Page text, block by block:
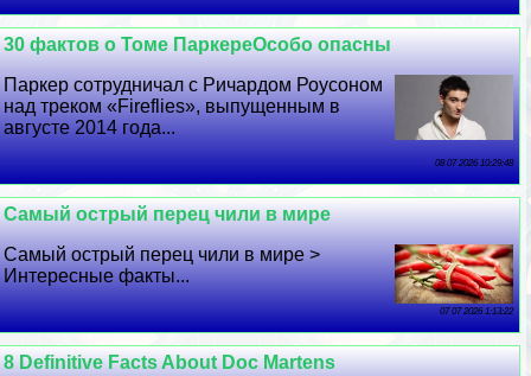
30 фактов о Томе ПаркереОсобо опасны
Паркер сотрудничал с Ричардом Роусоном
над треком «Fireflies», выпущенным в
августе 2014 года...
08 07 2026 10:29:48
Самый острый перец чили в мире
Самый острый перец чили в мире >
Интересные факты...
07 07 2026 1:13:22
8 Definitive Facts About Doc Martens